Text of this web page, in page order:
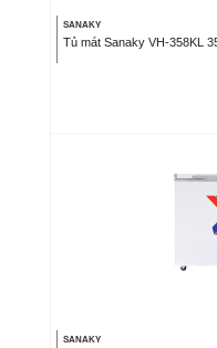
SANAKY
Tủ mát Sanaky VH-358KL
SANAKY